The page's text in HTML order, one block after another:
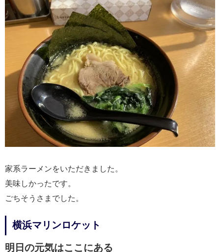
家系ラーメンをいただきました。
美味しかったです。
ごちそうさまでした。
横浜マリンロケット
明日の元気はここにある